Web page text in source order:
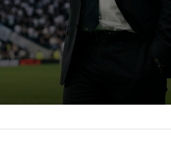
Yayınlıyor